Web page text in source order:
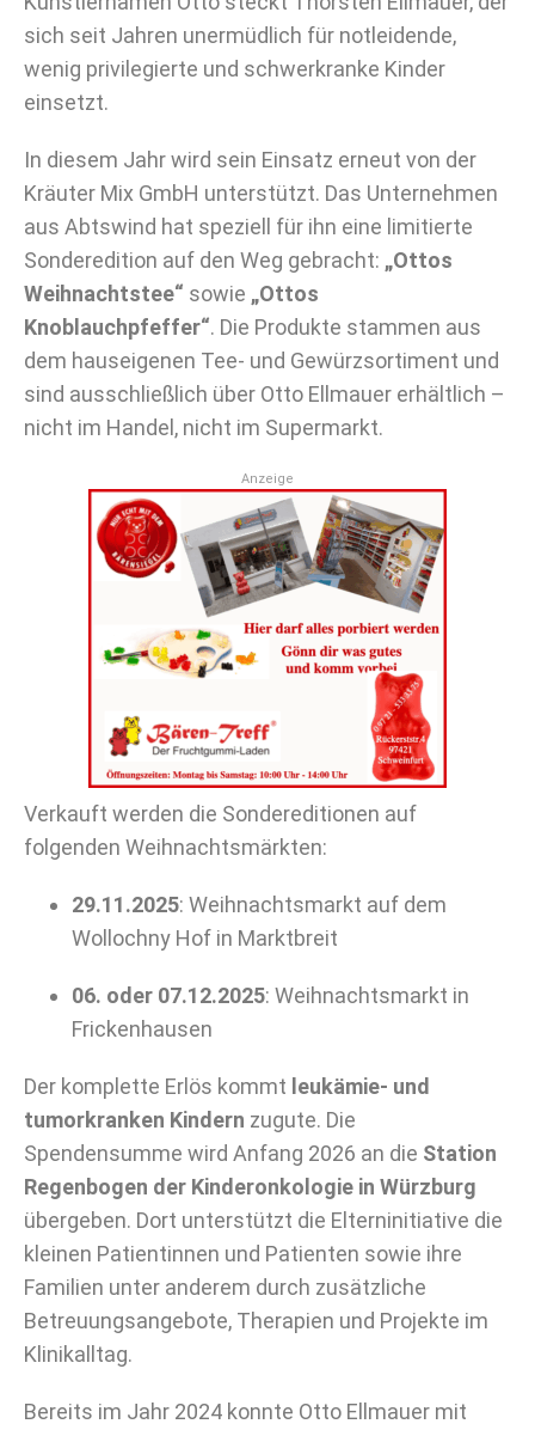
sich seit Jahren unermüdlich für notleidende,
wenig privilegierte und schwerkranke Kinder
einsetzt.
In diesem Jahr wird sein Einsatz erneut von der
Kräuter Mix GmbH unterstützt. Das Unternehmen
aus Abtswind hat speziell für ihn eine limitierte
Sonderedition auf den Weg gebracht: „Ottos
Weihnachtstee“ sowie „Ottos
Knoblauchpfeffer“. Die Produkte stammen aus
dem hauseigenen Tee- und Gewürzsortiment und
sind ausschließlich über Otto Ellmauer erhältlich –
nicht im Handel, nicht im Supermarkt.
Anzeige
Verkauft werden die Sondereditionen auf
folgenden Weihnachtsmärkten:
29.11.2025: Weihnachtsmarkt auf dem
Wollochny Hof in Marktbreit
06. oder 07.12.2025: Weihnachtsmarkt in
Frickenhausen
Der komplette Erlös kommt leukämie- und
tumorkranken Kindern zugute. Die
Spendensumme wird Anfang 2026 an die Station
Regenbogen der Kinderonkologie in Würzburg
übergeben. Dort unterstützt die Elterninitiative die
kleinen Patientinnen und Patienten sowie ihre
Familien unter anderem durch zusätzliche
Betreuungsangebote, Therapien und Projekte im
Klinikalltag.
Bereits im Jahr 2024 konnte Otto Ellmauer mit